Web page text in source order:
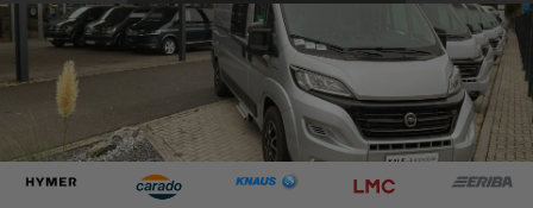
LEISTUNGEN
KONFIGURATOR
MARKENWELT
UNTERNEHMEN